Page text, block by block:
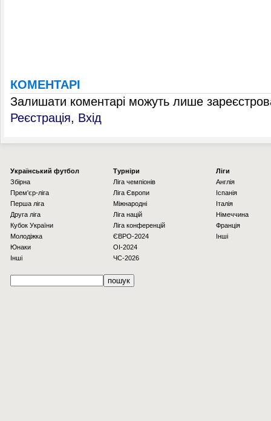
КОМЕНТАРІ
Залишати коментарі можуть лише
Реєстрація, Вхід
Українcький футбол
Збірна
Прем'єр-ліга
Перша ліга
Друга ліга
Кубок України
Молодіжка
Юнаки
Інші
Турніри
Ліга чемпіонів
Ліга Європи
Міжнародні
Ліга націй
Ліга конференцій
ЄВРО-2024
OI-2024
ЧС-2026
Ліги
Англія
Іспанія
Італія
Німеччина
Франція
Інші